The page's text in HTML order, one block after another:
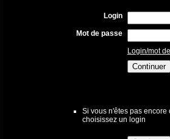
Login
Mot de passe
Login/mot
Si vous n'êtes pas
choisissez un login